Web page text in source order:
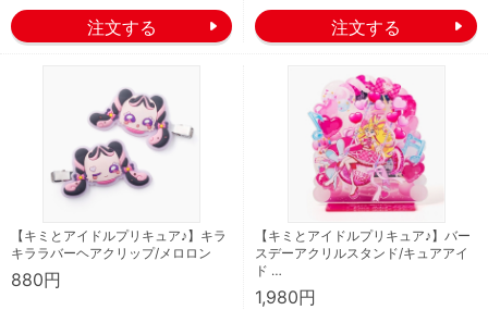
【キミとアイドルプリキュア♪】キラ
キララバーヘアクリップ/メロロン
880円
【キミとアイドルプリキュア♪】バー
スデーアクリルスタンド/キュアアイ
ド …
1,980円